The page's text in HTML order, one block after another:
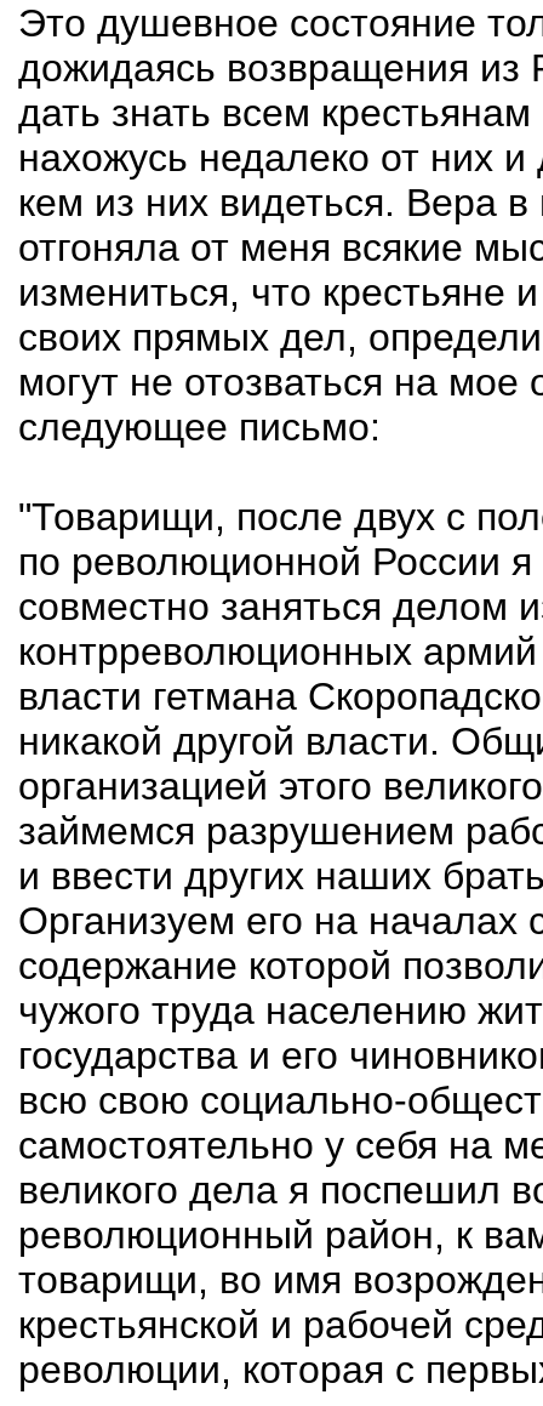
Это душевное состояние
дожидаясь возвращения из
дать знать всем
нахожусь недалеко от них
кем из них видеться. Вера в
отгоняла от меня всякие
измениться, что крестьяне
своих прямых дел,
могут не отозваться на
следующее письмо:
"Товарищи, после двух с
по революционной России
совместно заняться делом
контрреволюционных
власти гетмана
никакой другой власти.
организацией этого
займемся разрушением
и ввести других наших
Организуем его на началах
содержание которой
чужого труда населению
государства и его
всю свою социально-
самостоятельно у себя на
великого дела я поспешил
революционный район, к
товарищи, во имя
крестьянской и рабочей
революции, которая с